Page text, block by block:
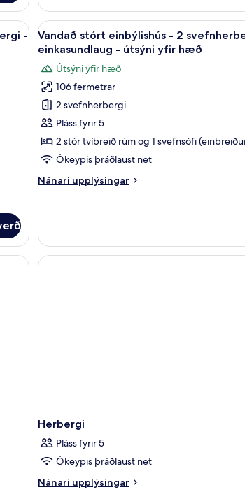
Premium-
einbýlishús
-
einkasundlaug
sjávarsýn
- 2 svefnherbergi - einkasundlaug - sjávarsýn |
-
Skoða
allar
myndir
fyrir
Vandað
stórt
einbýlishús
-
2
-
útsýni
yfir
hæð
Vandað stórt
25
Vandað stórt einbýlishús - 2
einkasundlaug - útsýni yfir hæð
Útsýni yfir hæð
106 fermetrar
2 svefnherbergi
Pláss fyrir 5
2 stór tvíbreið rúm og 1 svefnsófi
Ókeypis þráðlaust net
Nánari upplýsingar
Nánari
einbýlishús
2
Herbergi
Pláss fyrir 5
Ókeypis þráðlaust net
Nánari upplýsingar
Nánari